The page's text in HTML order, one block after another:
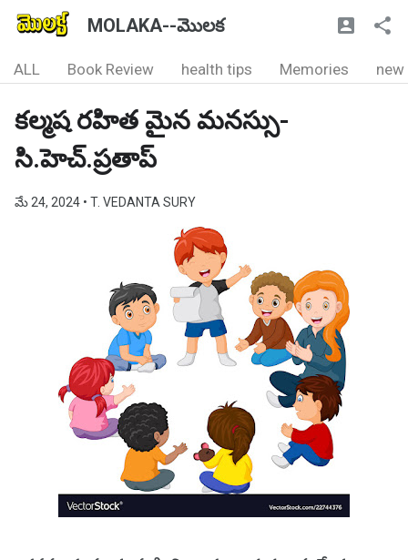
MOLAKA--మొలక
ALL Book Review health tips Memories new
కల్మష రహిత మైన మనస్సు-
సి.హెచ్.ప్రతాప్
మే 24, 2024 • T. VEDANTA SURY